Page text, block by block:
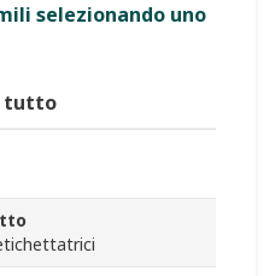
selezionando uno
tutto